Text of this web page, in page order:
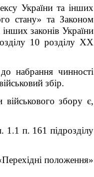
України та інших
стану» та Законом
законів України
10 розділу ХХ
набрання чинності
збір.
збору є,
1.1 п. 161 підрозділу
положення»